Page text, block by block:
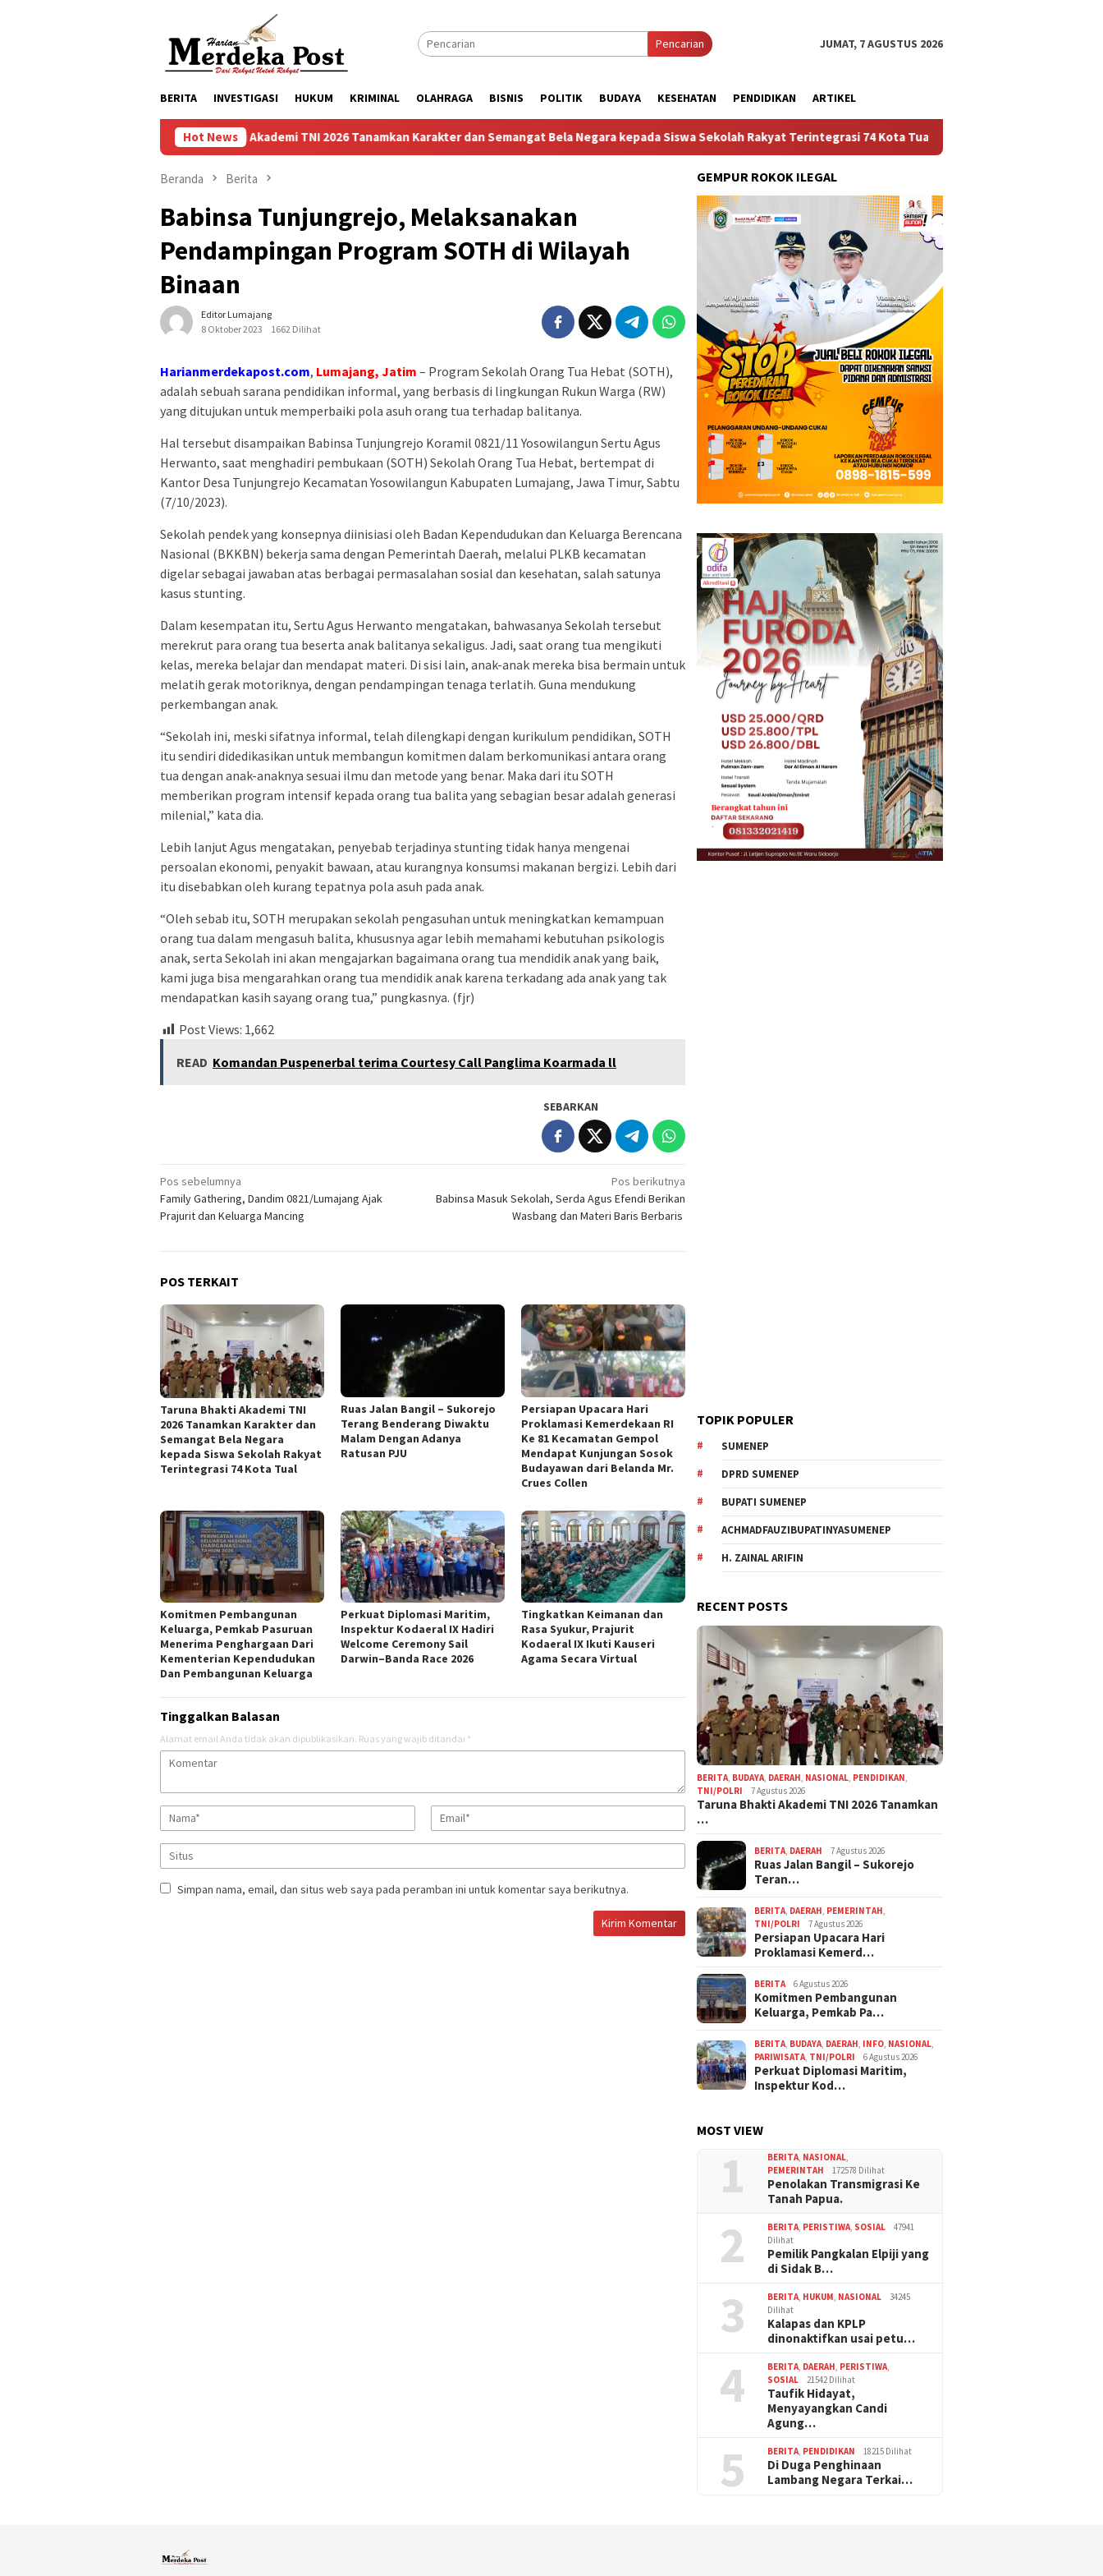
Pencarian JUMAT, 7 AGUSTUS 2026
BERITA INVESTIGASI HUKUM KRIMINAL OLAHRAGA BISNIS POLITIK BUDAYA KESEHATAN PENDIDIKAN ARTIKEL
Hot News
Taruna Bhakti Akademi TNI 2026 Tanamkan Karakter dan Semangat Bela Negara kepada Siswa Sekolah Rakyat Terintegrasi 74 Kota Tual Ruas Jalan Bangil – Sukorejo
Beranda Berita
Babinsa Tunjungrejo, Melaksanakan
Pendampingan Program SOTH di Wilayah
Binaan
Editor Lumajang
8 Oktober 2023
1662 Dilihat
Harianmerdekapost.com, Lumajang, Jatim – Program Sekolah Orang Tua Hebat (SOTH),
adalah sebuah sarana pendidikan informal, yang berbasis di lingkungan Rukun Warga (RW)
yang ditujukan untuk memperbaiki pola asuh orang tua terhadap balitanya.
Hal tersebut disampaikan Babinsa Tunjungrejo Koramil 0821/11 Yosowilangun Sertu Agus
Herwanto, saat menghadiri pembukaan (SOTH) Sekolah Orang Tua Hebat, bertempat di
Kantor Desa Tunjungrejo Kecamatan Yosowilangun Kabupaten Lumajang, Jawa Timur, Sabtu
(7/10/2023).
Sekolah pendek yang konsepnya diinisiasi oleh Badan Kependudukan dan Keluarga Berencana
Nasional (BKKBN) bekerja sama dengan Pemerintah Daerah, melalui PLKB kecamatan
digelar sebagai jawaban atas berbagai permasalahan sosial dan kesehatan, salah satunya
kasus stunting.
Dalam kesempatan itu, Sertu Agus Herwanto mengatakan, bahwasanya Sekolah tersebut
merekrut para orang tua beserta anak balitanya sekaligus. Jadi, saat orang tua mengikuti
kelas, mereka belajar dan mendapat materi. Di sisi lain, anak-anak mereka bisa bermain untuk
melatih gerak motoriknya, dengan pendampingan tenaga terlatih. Guna mendukung
perkembangan anak.
“Sekolah ini, meski sifatnya informal, telah dilengkapi dengan kurikulum pendidikan, SOTH
itu sendiri didedikasikan untuk membangun komitmen dalam berkomunikasi antara orang
tua dengan anak-anaknya sesuai ilmu dan metode yang benar. Maka dari itu SOTH
memberikan program intensif kepada orang tua balita yang sebagian besar adalah generasi
milenial,” kata dia.
Lebih lanjut Agus mengatakan, penyebab terjadinya stunting tidak hanya mengenai
persoalan ekonomi, penyakit bawaan, atau kurangnya konsumsi makanan bergizi. Lebih dari
itu disebabkan oleh kurang tepatnya pola asuh pada anak.
“Oleh sebab itu, SOTH merupakan sekolah pengasuhan untuk meningkatkan kemampuan
orang tua dalam mengasuh balita, khususnya agar lebih memahami kebutuhan psikologis
anak, serta Sekolah ini akan mengajarkan bagaimana orang tua mendidik anak yang baik,
kami juga bisa mengarahkan orang tua mendidik anak karena terkadang ada anak yang tak
mendapatkan kasih sayang orang tua,” pungkasnya. (fjr)
Post Views: 1,662
READ Komandan Puspenerbal terima Courtesy Call Panglima Koarmada ll
SEBARKAN
Navigasi
pos
Pos sebelumnya
Family Gathering, Dandim 0821/Lumajang Ajak
Prajurit dan Keluarga Mancing
Pos berikutnya
Babinsa Masuk Sekolah, Serda Agus Efendi Berikan
Wasbang dan Materi Baris Berbaris
POS TERKAIT
Taruna Bhakti Akademi TNI
2026 Tanamkan Karakter dan
Semangat Bela Negara
kepada Siswa Sekolah Rakyat
Terintegrasi 74 Kota Tual
Ruas Jalan Bangil – Sukorejo
Terang Benderang Diwaktu
Malam Dengan Adanya
Ratusan PJU
Persiapan Upacara Hari
Proklamasi Kemerdekaan RI
Ke 81 Kecamatan Gempol
Mendapat Kunjungan Sosok
Budayawan dari Belanda Mr.
Crues Collen
Komitmen Pembangunan
Keluarga, Pemkab Pasuruan
Menerima Penghargaan Dari
Kementerian Kependudukan
Dan Pembangunan Keluarga
Perkuat Diplomasi Maritim,
Inspektur Kodaeral IX Hadiri
Welcome Ceremony Sail
Darwin–Banda Race 2026
Tingkatkan Keimanan dan
Rasa Syukur, Prajurit
Kodaeral IX Ikuti Kauseri
Agama Secara Virtual
Tinggalkan Balasan
Alamat email Anda tidak akan dipublikasikan. Ruas yang wajib ditandai *
Simpan nama, email, dan situs web saya pada peramban ini untuk komentar saya berikutnya.
GEMPUR ROKOK ILEGAL
TOPIK POPULER
SUMENEP
DPRD SUMENEP
BUPATI SUMENEP
ACHMADFAUZIBUPATINYASUMENEP
H. ZAINAL ARIFIN
RECENT POSTS
BERITA, BUDAYA, DAERAH, NASIONAL, PENDIDIKAN,
TNI/POLRI
7 Agustus 2026
Taruna Bhakti Akademi TNI 2026 Tanamkan
…
BERITA, DAERAH 7 Agustus 2026
Ruas Jalan Bangil – Sukorejo
Teran…
BERITA, DAERAH, PEMERINTAH,
TNI/POLRI
7 Agustus 2026
Persiapan Upacara Hari
Proklamasi Kemerd…
BERITA 6 Agustus 2026
Komitmen Pembangunan
Keluarga, Pemkab Pa…
BERITA, BUDAYA, DAERAH, INFO, NASIONAL,
PARIWISATA, TNI/POLRI 6 Agustus 2026
Perkuat Diplomasi Maritim,
Inspektur Kod…
MOST VIEW
1 BERITA, NASIONAL,
PEMERINTAH
172578 Dilihat
Penolakan Transmigrasi Ke
Tanah Papua.
2 BERITA, PERISTIWA, SOSIAL
47941
Dilihat
Pemilik Pangkalan Elpiji yang
di Sidak B…
3 BERITA, HUKUM, NASIONAL
34245
Dilihat
Kalapas dan KPLP
dinonaktifkan usai petu…
4 BERITA, DAERAH, PERISTIWA,
SOSIAL
21542 Dilihat
Taufik Hidayat,
Menyayangkan Candi
Agung…
5 BERITA, PENDIDIKAN 18215 Dilihat
Di Duga Penghinaan
Lambang Negara Terkai…